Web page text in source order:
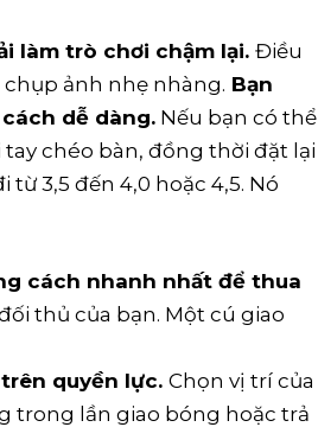
làm trò chơi chậm lại. Điều
ảnh nhẹ nhàng. Bạn
dễ dàng. Nếu bạn có thể
chéo bàn, đồng thời đặt lại
3,5 đến 4,0 hoặc 4,5. Nó
cách nhanh nhất để thua
thủ của bạn. Một cú giao
quyền lực. Chọn vị trí của
trong lần giao bóng hoặc trả